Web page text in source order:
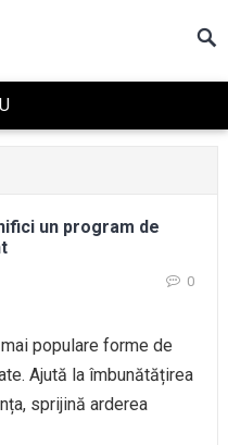
un program de
0
populare forme de
Ajută la îmbunătățirea
sprijină arderea